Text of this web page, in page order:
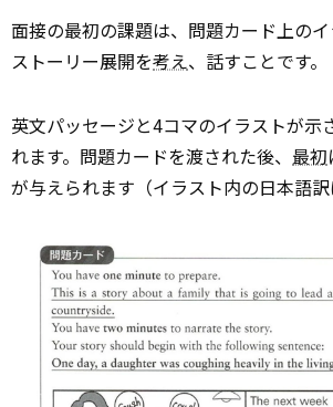
面接の最初の課題は、問題カード上の
ストーリー展開を考え、話すことです。
英文パッセージと4コマのイラストが示
れます。問題カードを渡された後、 最初
が与えられます（イラスト内の日本語訳